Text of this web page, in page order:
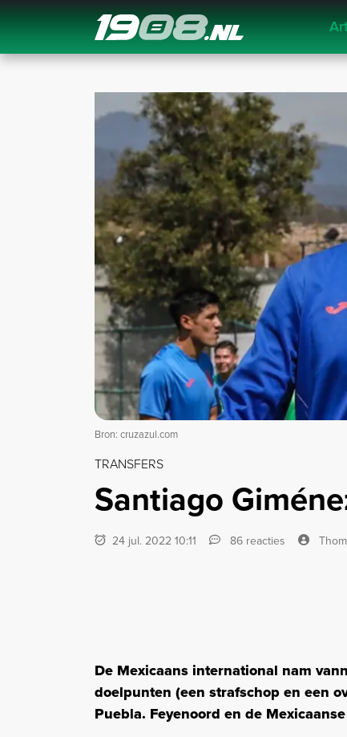
Navigation
Bron: cruzazul.com
TRANSFERS
Santiago
24 jul. 2022 10:11 86 reacties
De Mexicaans international nam
doelpunten (een strafschop en een
Puebla. Feyenoord en de